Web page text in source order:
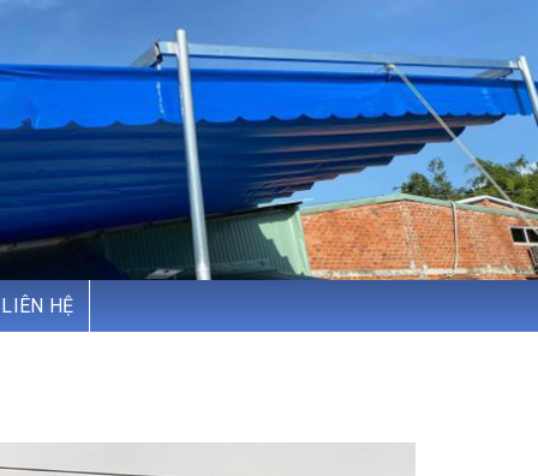
LIÊN HỆ